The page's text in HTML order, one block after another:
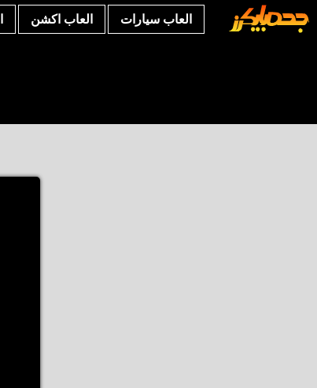
العاب سيارات العاب اكشن